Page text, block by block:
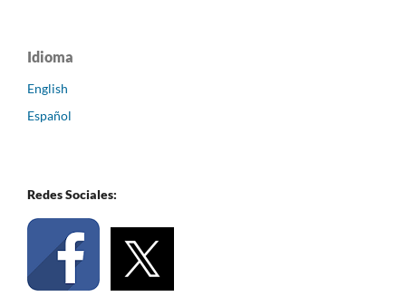
Idioma
English
Español
Redes Sociales: